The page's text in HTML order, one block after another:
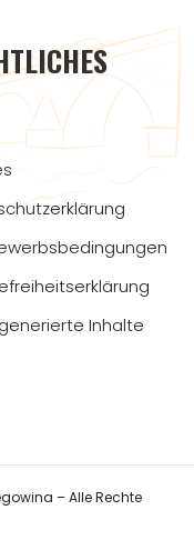
Inhalte
– Alle Rechte